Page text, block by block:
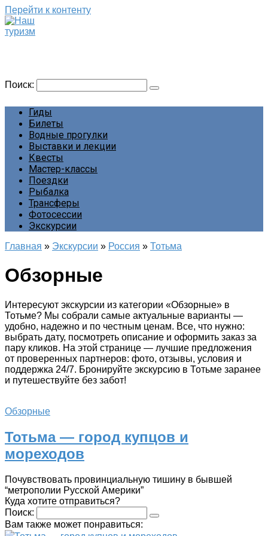
Перейти к контенту
Поиск:
Гиды
Билеты
Водные прогулки
Выставки и лекции
Квесты
Мастер-классы
Поездки
Рыбалка
Трансферы
Фотосессии
Экскурсии
Главная » Экскурсии » Россия » Тотьма
Обзорные
Интересуют экскурсии из категории «Обзорные» в
Тотьме? Мы собрали самые актуальные варианты —
удобно, надежно и по честным ценам. Все, что нужно:
выбрать дату, посмотреть описание и оформить заказ за
пару кликов. На этой странице — лучшие предложения
от проверенных партнеров: фото, отзывы, условия и
поддержка 24/7. Бронируйте экскурсию в Тотьме заранее
и путешествуйте без забот!
Обзорные
Тотьма — город купцов и
мореходов
Почувствовать провинциальную тишину в бывшей
“метрополии Русской Америки”
Куда хотите отправиться?
Поиск:
Вам также может понравиться: